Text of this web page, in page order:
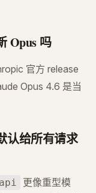
Opus 吗
官方 release
Opus 4.6 是当
认给所有请求
更像重型模